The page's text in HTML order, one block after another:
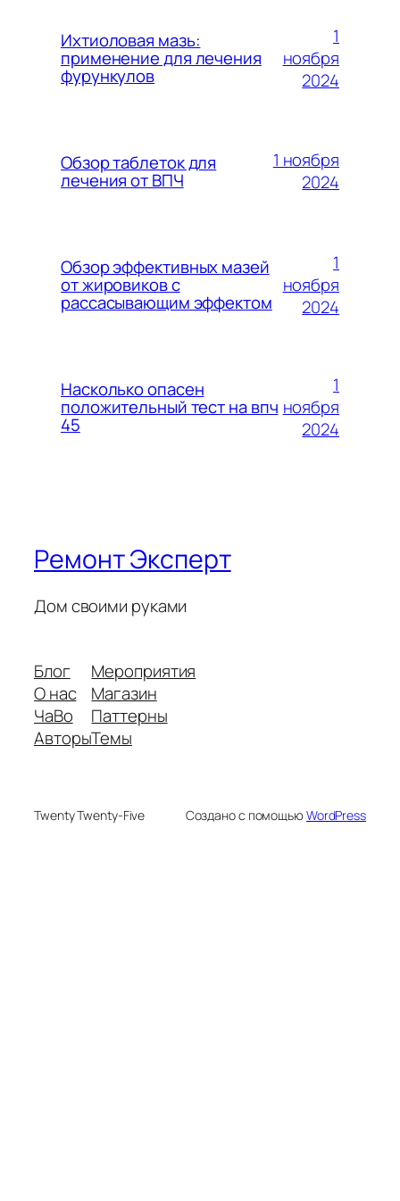
Ихтиоловая мазь:
применение для лечения
фурункулов
1
ноября
2024
Обзор таблеток для
лечения от ВПЧ
1 ноября
2024
Обзор эффективных мазей
от жировиков с
рассасывающим эффектом
1
ноября
2024
Насколько опасен
положительный тест на впч
45
1
ноября
2024
Ремонт Эксперт
Дом своими руками
Блог
О нас
ЧаВо
Авторы
Мероприятия
Магазин
Паттерны
Темы
Twenty Twenty-Five Создано с помощьюWordPress